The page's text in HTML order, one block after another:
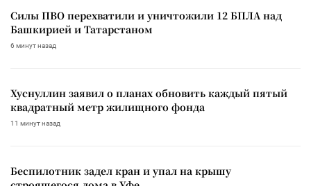
Силы ПВО перехватили и уничтожили 12 БПЛА над
Башкирией и Татарстаном
6 минут назад
Хуснуллин заявил о планах обновить каждый пятый
квадратный метр жилищного фонда
11 минут назад
Беспилотник задел кран и упал на крышу